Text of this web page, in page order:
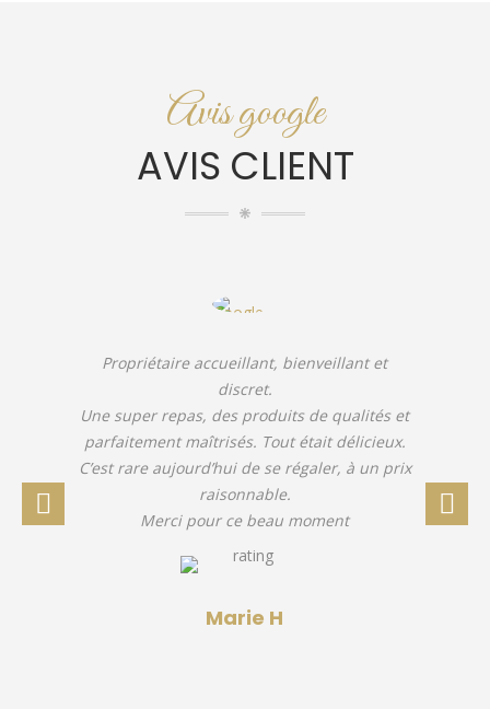
Avis google
AVIS CLIENT
Propriétaire accueillant, bienveillant et
discret.
Une super repas, des produits de qualités et
parfaitement maîtrisés. Tout était délicieux.
C’est rare aujourd’hui de se régaler, à un prix
raisonnable.
Merci pour ce beau moment
Marie H